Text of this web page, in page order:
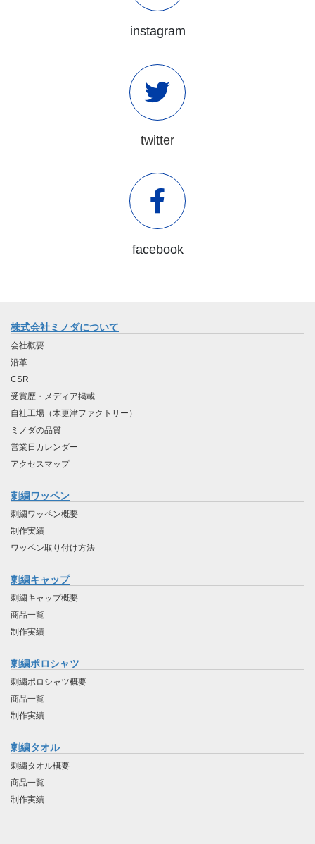
instagram
twitter
facebook
株式会社ミノダについて
会社概要
沿革
CSR
受賞歴・メディア掲載
自社工場（木更津ファクトリー）
ミノダの品質
営業日カレンダー
アクセスマップ
刺繍ワッペン
刺繍ワッペン概要
制作実績
ワッペン取り付け方法
刺繍キャップ
刺繍キャップ概要
商品一覧
制作実績
刺繍ポロシャツ
刺繍ポロシャツ概要
商品一覧
制作実績
刺繍タオル
刺繍タオル概要
商品一覧
制作実績